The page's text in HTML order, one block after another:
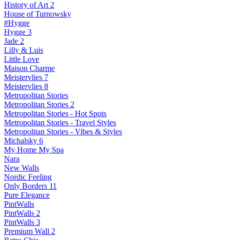
History of Art 2
House of Turnowsky
#Hygge
Hygge 3
Jade 2
Lilly & Luis
Little Love
Maison Charme
Meistervlies 7
Meistervlies 8
Metropolitan Stories
Metropolitan Stories 2
Metropolitan Stories - Hot Spots
Metropolitan Stories - Travel Styles
Metropolitan Stories - Vibes & Styles
Michalsky 6
My Home My Spa
Nara
New Walls
Nordic Feeling
Only Borders 11
Pure Elegance
PintWalls
PintWalls 2
PintWalls 3
Premium Wall 2